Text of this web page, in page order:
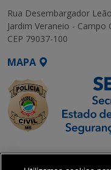
Rua Desembargador
Jardim Veraneio - Campo
CEP 79037-100
MAPA